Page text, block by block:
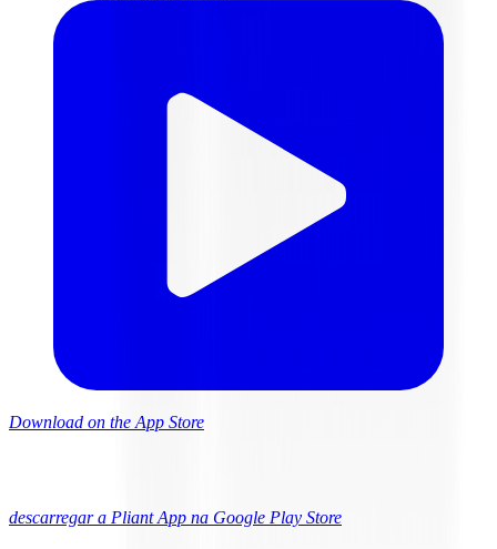
Download on the App Store
descarregar a Pliant App na Google Play Store